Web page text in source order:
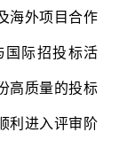
外项目合作
国际招投标活
高质量的投标
利进入评审阶